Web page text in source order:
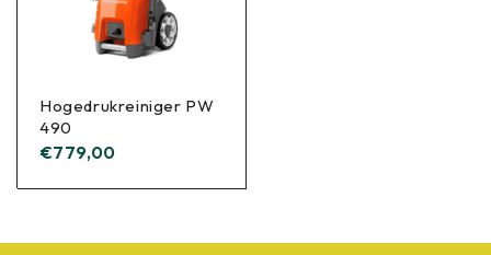
Hogedrukreiniger PW
490
€779,00